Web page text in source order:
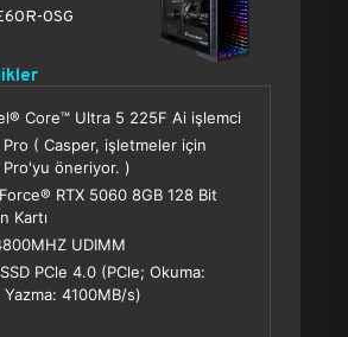
0SG
Core™ Ultra 5 225F Ai işlemci
Pro ( Casper, işletmeler için
Pro'yu öneriyor. )
RTX 5060 8GB 128 Bit
Kartı
UDIMM
PCle 4.0 (PCle; Okuma:
4100MB/s)